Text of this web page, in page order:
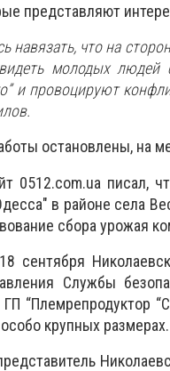
представляют
навязать, что на
молодых людей
и провоцируют
остановлены, на
0512.com.ua писал,
в районе села
сбора урожая
сентября
Службы
“Племрепродуктор
крупных размерах.